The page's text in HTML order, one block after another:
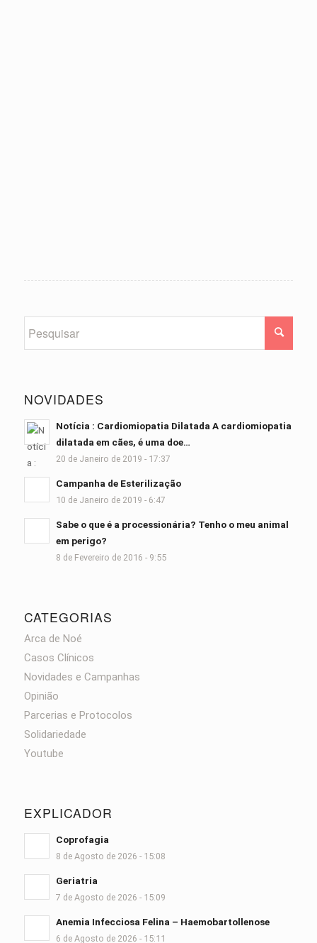
NOVIDADES
Notícia : Cardiomiopatia Dilatada A cardiomiopatia
dilatada em cães, é uma doe…
20 de Janeiro de 2019 - 17:37
Campanha de Esterilização
10 de Janeiro de 2019 - 6:47
Sabe o que é a processionária? Tenho o meu animal
em perigo?
8 de Fevereiro de 2016 - 9:55
CATEGORIAS
Arca de Noé
Casos Clínicos
Novidades e Campanhas
Opinião
Parcerias e Protocolos
Solidariedade
Youtube
EXPLICADOR
Coprofagia
8 de Agosto de 2026 - 15:08
Geriatria
7 de Agosto de 2026 - 15:09
Anemia Infecciosa Felina – Haemobartollenose
6 de Agosto de 2026 - 15:11